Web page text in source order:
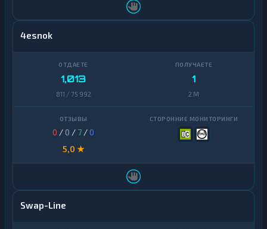
4esnok
1,013
811 / 75 992
1
2 M
0 / 0 / 7 /0
5,0 ★
Swap-Line